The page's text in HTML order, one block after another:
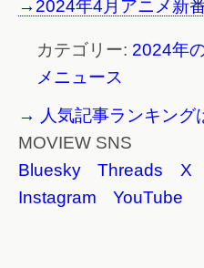
→2024年4月アニメ新
カテゴリー: 2024年
メニュース
→ 人気記事ランキング
MOVIEW SNS
Bluesky
Threads
X
Instagram
YouTube